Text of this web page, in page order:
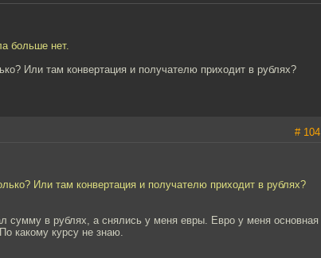
больше нет.
Или там конвертация и получателю приходит в рублях?
# 104
Или там конвертация и получателю приходит в рублях?
сумму в рублях, а снялись у меня евры. Евро у меня основная
какому курсу не знаю.